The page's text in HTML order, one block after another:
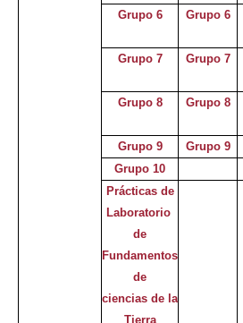
Grupo 6
Grupo 6
Grupo 7
Grupo 7
Grupo 8
Grupo 8
Grupo 9
Grupo 9
Grupo 10
Prácticas de
Laboratorio
de
Fundamentos
de
ciencias de la
Tierra